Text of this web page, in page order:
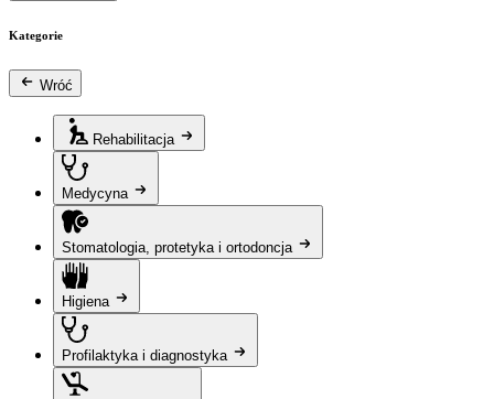
Kategorie
Wróć
Rehabilitacja
Medycyna
Stomatologia, protetyka i ortodoncja
Higiena
Profilaktyka i diagnostyka